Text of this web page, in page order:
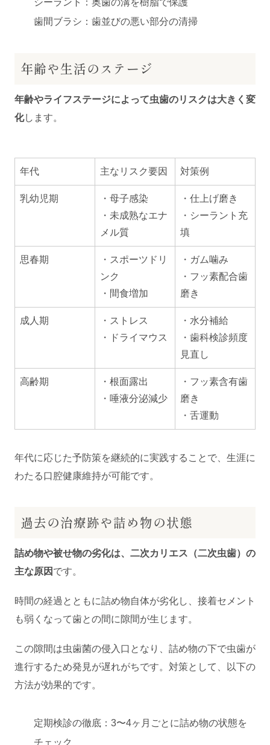
シーラント：奥歯の溝を樹脂で保護
歯間ブラシ：歯並びの悪い部分の清掃
年齢や生活のステージ
年齢やライフステージによって虫歯のリスクは大きく変
化します。
年代 主なリスク要因 対策例
乳幼児期
・母子感染
・未成熟なエナ
メル質
・仕上げ磨き
・シーラント充
填
思春期
・スポーツドリ
ンク
・間食増加
・ガム噛み
・フッ素配合歯
磨き
成人期
・ストレス
・ドライマウス
・水分補給
・歯科検診頻度
見直し
高齢期
・根面露出
・唾液分泌減少
・フッ素含有歯
磨き
・舌運動
年代に応じた予防策を継続的に実践することで、生涯に
わたる口腔健康維持が可能です。
過去の治療跡や詰め物の状態
詰め物や被せ物の劣化は、二次カリエス（二次虫歯）の
主な原因 です。
時間の経過とともに詰め物自体が劣化し、接着セメント
も弱くなって歯との間に隙間が生じます。
この隙間は虫歯菌の侵入口となり、詰め物の下で虫歯が
進行するため発見が遅れがちです。対策として、以下の
方法が効果的です。
定期検診の徹底：3〜4ヶ月ごとに詰め物の状態を
チェック